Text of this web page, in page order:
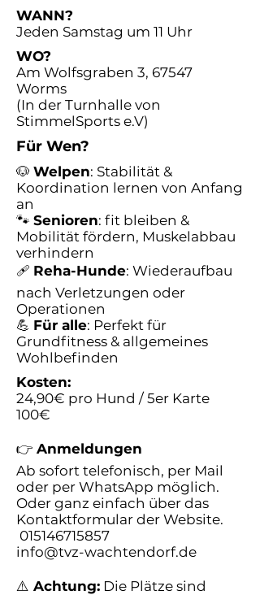
WANN?
Jeden Samstag um 11 Uhr
WO?
Am Wolfsgraben 3, 67547
Worms
(In der Turnhalle von
StimmelSports e.V)
Für Wen?
🐶 Welpen: Stabilität &
Koordination lernen von Anfang
an
🐾 Senioren: fit bleiben &
Mobilität fördern, Muskelabbau
verhindern
🩹 Reha-Hunde: Wiederaufbau
nach Verletzungen oder
Operationen
💪 Für alle: Perfekt für
Grundfitness & allgemeines
Wohlbefinden
Kosten:
24,90€ pro Hund / 5er Karte
100€
👉 Anmeldungen
Ab sofort telefonisch, per Mail
oder per WhatsApp möglich.
Oder ganz einfach über das
Kontaktformular der Website.
015146715857
info@tvz-wachtendorf.de
⚠️ Achtung: Die Plätze sind